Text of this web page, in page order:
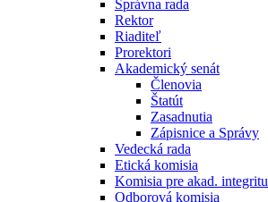
Správna rada
Rektor
Riaditeľ
Prorektori
Akademický senát
Členovia
Štatút
Zasadnutia
Zápisnice a Správy
Vedecká rada
Etická komisia
Komisia pre akad. integritu
Odborová komisia